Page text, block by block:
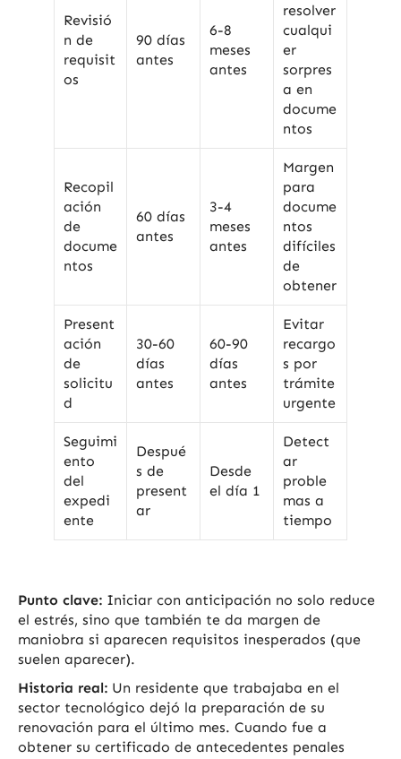
Revisió
n de
requisit
os
90 días
antes
6-8
meses
antes
resolver
cualqui
er
sorpres
a en
docume
ntos
Recopil
ación
de
docume
ntos
60 días
antes
3-4
meses
antes
Margen
para
docume
ntos
difíciles
de
obtener
Present
ación
de
solicitu
d
30-60
días
antes
60-90
días
antes
Evitar
recargo
s por
trámite
urgente
Seguimi
ento
del
expedi
ente
Despué
s de
present
ar
Desde
el día 1
Detect
ar
proble
mas a
tiempo
Punto clave: Iniciar con anticipación no solo reduce
el estrés, sino que también te da margen de
maniobra si aparecen requisitos inesperados (que
suelen aparecer).
Historia real: Un residente que trabajaba en el
sector tecnológico dejó la preparación de su
renovación para el último mes. Cuando fue a
obtener su certificado de antecedentes penales